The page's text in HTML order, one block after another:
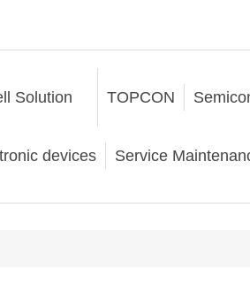
Solution TOPCON
devices Service